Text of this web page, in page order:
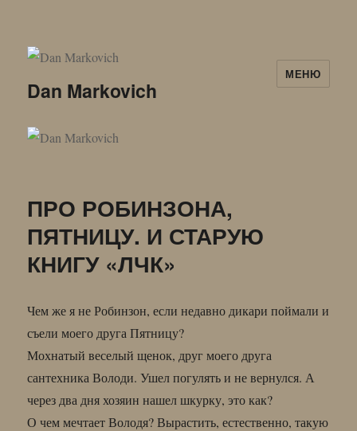
Dan Markovich
МЕНЮ
ПРО РОБИНЗОНА,
ПЯТНИЦУ. И СТАРУЮ
КНИГУ «ЛЧК»
Чем же я не Робинзон, если недавно дикари поймали и
съели моего друга Пятницу?
Мохнатый веселый щенок, друг моего друга
сантехника Володи. Ушел погулять и не вернулся. А
через два дня хозяин нашел шкурку, это как?
О чем мечтает Володя? Вырастить, естественно, такую